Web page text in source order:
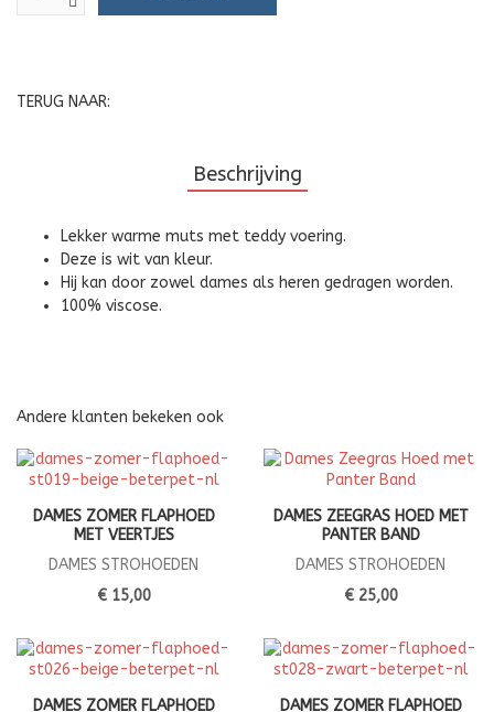
TERUG NAAR:
Beschrijving
Lekker warme muts met teddy voering.
Deze is wit van kleur.
Hij kan door zowel dames als heren gedragen worden.
100% viscose.
Andere klanten bekeken ook
DAMES ZOMER FLAPHOED
MET VEERTJES
DAMES STROHOEDEN
€ 15,00
DAMES ZEEGRAS HOED MET
PANTER BAND
DAMES STROHOEDEN
€ 25,00
DAMES ZOMER FLAPHOED
DAMES ZOMER FLAPHOED